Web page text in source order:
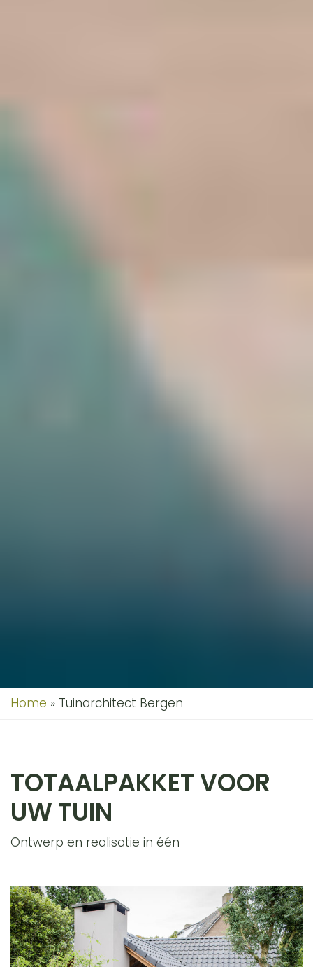
Home » Tuinarchitect Bergen
TOTAALPAKKET VOOR
UW TUIN
Ontwerp en realisatie in één